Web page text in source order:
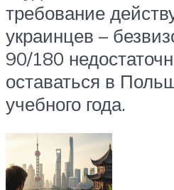
требование
украинцев –
90/180
оставаться в
учебного года.